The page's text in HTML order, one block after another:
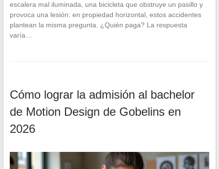
escalera mal iluminada, una bicicleta que obstruye un pasillo y
provoca una lesión: en propiedad horizontal, estos accidentes
plantean la misma pregunta. ¿Quién paga? La respuesta
varía…
Cómo lograr la admisión al bachelor
de Motion Design de Gobelins en
2026